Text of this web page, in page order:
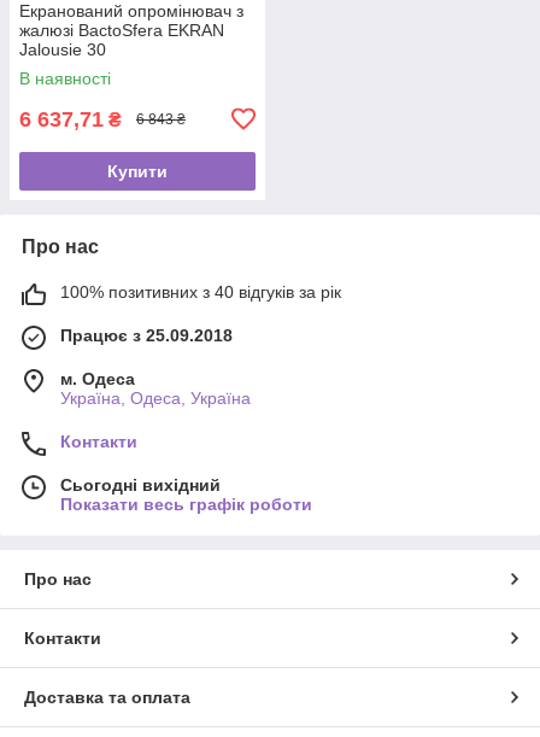
Екранований опромінювач з
жалюзі BactoSfera EKRAN
Jalousie 30
В наявності
6 637,71 ₴ 6 843 ₴
Купити
Про нас
100% позитивних з 40 відгуків за рік
Працює з 25.09.2018
м. Одеса
Україна, Одеса, Україна
Контакти
Сьогодні вихідний
Показати весь графік роботи
Про нас
Контакти
Доставка та оплата